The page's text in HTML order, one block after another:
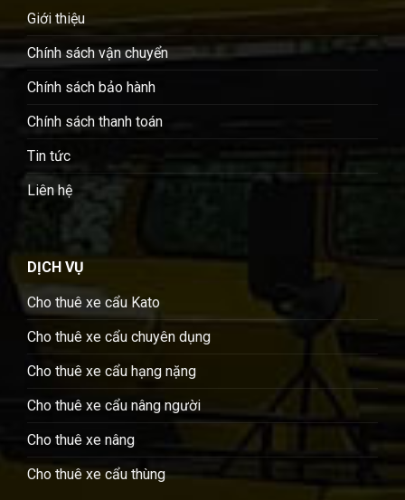
Giới thiệu
Chính sách vận chuyển
Chính sách bảo hành
Chính sách thanh toán
Tin tức
Liên hệ
DỊCH VỤ
Cho thuê xe cẩu Kato
Cho thuê xe cẩu chuyên dụng
Cho thuê xe cẩu hạng nặng
Cho thuê xe cẩu nâng người
Cho thuê xe nâng
Cho thuê xe cẩu thùng